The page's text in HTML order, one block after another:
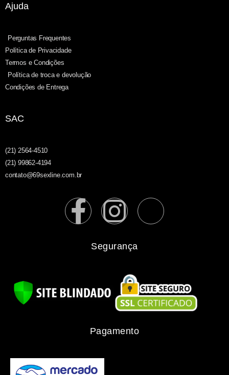
Ajuda
Perguntas Frequentes
Política de Privacidade
Termos e Condições
Política de troca e devolução
Condições de Entrega
SAC
(21) 2564-4510
(21) 99862-4194
contato@69sexline.com.br
Segurança
Pagamento